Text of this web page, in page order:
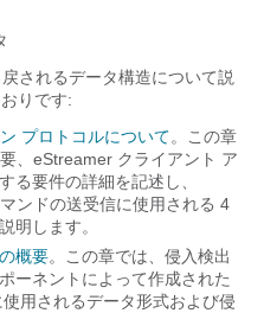
されるデータ構造について説
りです:
プロトコルについて。この章
、eStreamer クライアント ア
る要件の詳細を記述し、
ンドの送受信に使用される 4
明します。
概要。この章では、侵入検出
ーネントによって作成された
用されるデータ形式および侵